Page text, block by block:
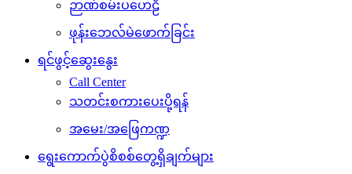
ဉာဏ်စမ်းပဟေဠိ
ဖုန်းဘေလ်မဲဖောက်ခြင်း
ရင်ဖွင့်ဆွေးနွေး
Call Center
သတင်းစကားပေးပို့ရန်
အမေး/အဖြေကဏ္ဍ
ရွေးကောက်ပွဲစိစစ်တွေ့ရှိချက်များ